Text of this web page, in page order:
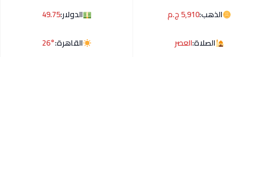
الذهب:5,910 ج.م الدولار:49.75
الصلاة:العصر القاهرة:26°